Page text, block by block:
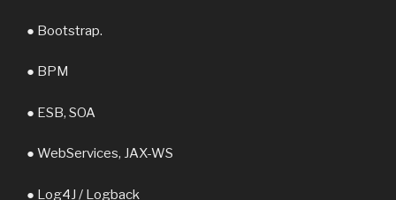
● Bootstrap.
● BPM
● ESB, SOA
● WebServices, JAX-WS
● Log4J / Logback